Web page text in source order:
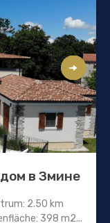
в Змине
2.50 km
398 m2...